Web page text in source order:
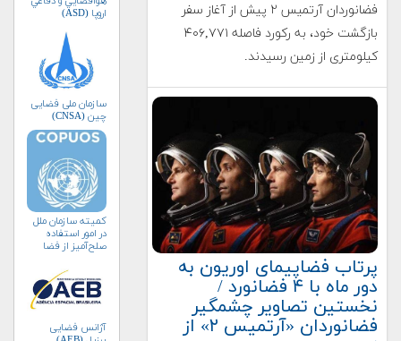
فضانوردان آرتمیس ۲ پیش از آغاز سفر
بازگشت خود، به رکورد فاصله ۴۰۶,۷۷۱
کیلومتری از زمین رسیدند.
پرتاب فضاپیمای اوریون به
دور ماه با ۴ فضانورد /
نخستین تصاویر چشمگیر
فضانوردان «آرتمیس ۲» از
اروپا (ASD)
سازمان ملی فضایی
چین (CNSA)
کمیته سازمان ملل
در امور استفاده
صلح‌آمیز از فضا
آژانس فضایی